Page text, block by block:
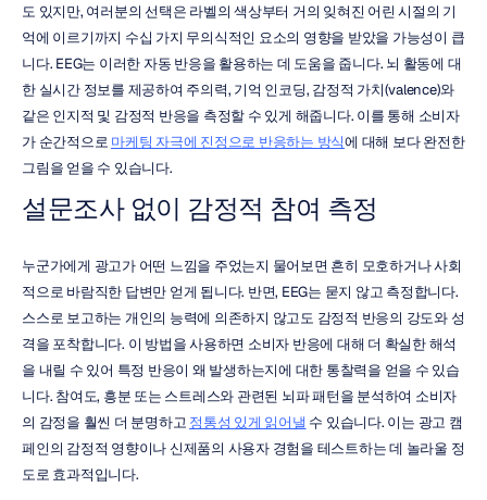
도 있지만, 여러분의 선택은 라벨의 색상부터 거의 잊혀진 어린 시절의 기
억에 이르기까지 수십 가지 무의식적인 요소의 영향을 받았을 가능성이 큽
니다. EEG는 이러한 자동 반응을 활용하는 데 도움을 줍니다. 뇌 활동에 대
한 실시간 정보를 제공하여 주의력, 기억 인코딩, 감정적 가치(valence)와
같은 인지적 및 감정적 반응을 측정할 수 있게 해줍니다. 이를 통해 소비자
가 순간적으로 마케팅 자극에 진정으로 반응하는 방식에 대해 보다 완전한
그림을 얻을 수 있습니다.
설문조사 없이 감정적 참여 측정
누군가에게 광고가 어떤 느낌을 주었는지 물어보면 흔히 모호하거나 사회
적으로 바람직한 답변만 얻게 됩니다. 반면, EEG는 묻지 않고 측정합니다.
스스로 보고하는 개인의 능력에 의존하지 않고도 감정적 반응의 강도와 성
격을 포착합니다. 이 방법을 사용하면 소비자 반응에 대해 더 확실한 해석
을 내릴 수 있어 특정 반응이 왜 발생하는지에 대한 통찰력을 얻을 수 있습
니다. 참여도, 흥분 또는 스트레스와 관련된 뇌파 패턴을 분석하여 소비자
의 감정을 훨씬 더 분명하고 정통성 있게 읽어낼 수 있습니다. 이는 광고 캠
페인의 감정적 영향이나 신제품의 사용자 경험을 테스트하는 데 놀라울 정
도로 효과적입니다.